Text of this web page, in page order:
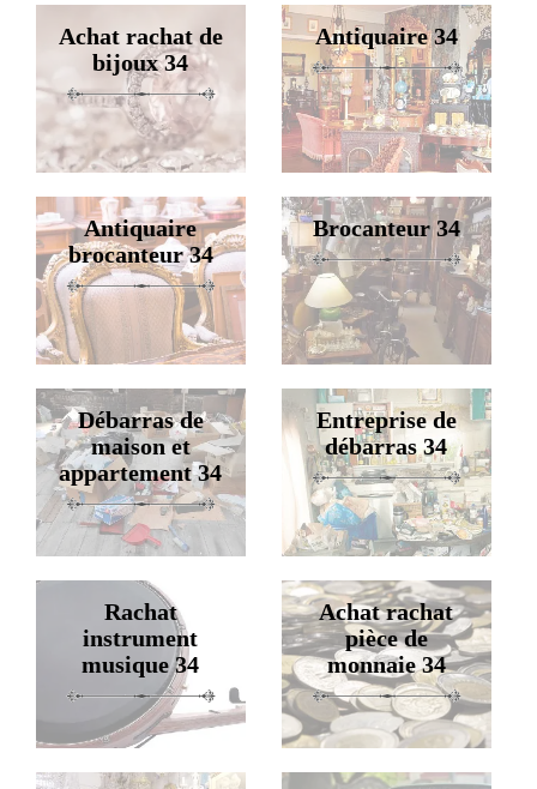
Achat rachat de
bijoux 34
Antiquaire 34
Antiquaire
brocanteur 34
Brocanteur 34
Débarras de
maison et
appartement 34
Entreprise de
débarras 34
Rachat
instrument
musique 34
Achat rachat
pièce de
monnaie 34